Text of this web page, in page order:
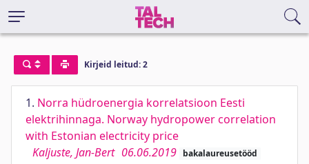
Kirjeid leitud: 2
1. Norra hüdroenergia korrelatsioon Eesti
elektrihinnaga. Norway hydropower correlation
with Estonian electricity price
Kaljuste, Jan-Bert 06.06.2019 bakalaureusetööd